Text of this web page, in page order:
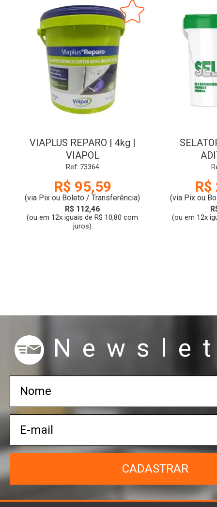
VIAPLUS REPARO | 4kg |
VIAPOL
Ref: 73364
R$ 95,59
(via Pix ou Boleto / Transferência)
R$ 112,46
(ou em 12x iguais de R$ 10,80 com
juros)
(via Pix ou
(ou em 12x
CADASTRAR